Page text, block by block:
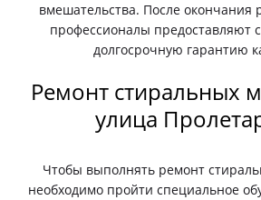
вмешательства. После окончания
профессионалы предоставляют
долгосрочную гарантию
Ремонт стиральных
улица
Чтобы выполнять ремонт
необходимо пройти специальное